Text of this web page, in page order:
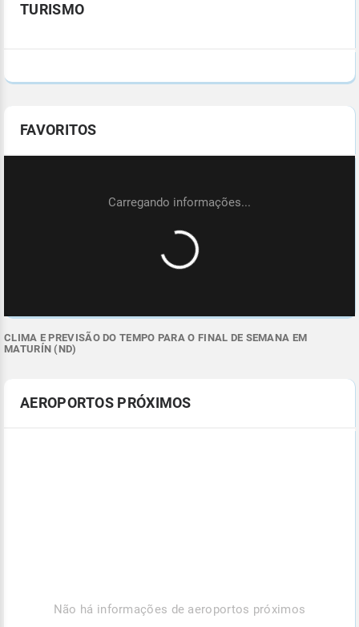
TURISMO
FAVORITOS
CLIMA E PREVISÃO DO TEMPO PARA O FINAL DE SEMANA EM
MATURÍN (ND)
AEROPORTOS PRÓXIMOS
Não há informações de aeroportos próximos